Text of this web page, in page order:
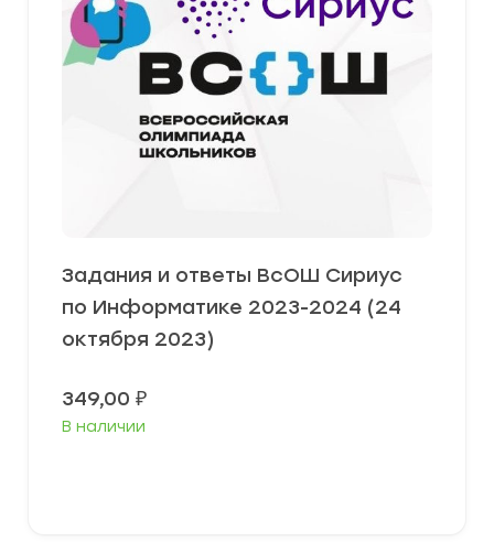
Задания и ответы ВсОШ Сириус
по Информатике 2023-2024 (24
октября 2023)
349,00 ₽
В наличии